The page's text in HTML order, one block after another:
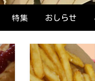
MOVIE
映画で遊ぶ人のためのウ
特集 おしらせ